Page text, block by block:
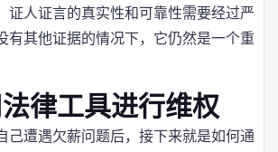
证人证言的真实性和可靠性需要经过严
有其他证据的情况下，它仍然是一个重
律工具进行维权
己遭遇欠薪问题后，接下来就是如何通